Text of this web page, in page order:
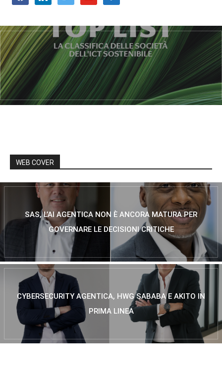
WEB COVER
SAS, L’AI AGENTICA NON È ANCORA MATURA PER
GOVERNARE LE DECISIONI CRITICHE
CYBERSECURITY AGENTICA, HWG SABABA E AKITO IN
PRIMA LINEA